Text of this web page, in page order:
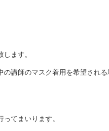
します。
講師のマスク着用を希望され
てまいります。